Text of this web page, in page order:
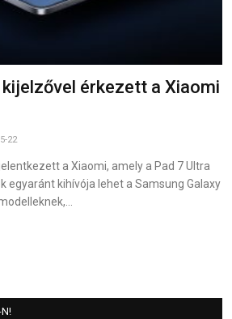
érkezett a Xiaomi
22
a Xiaomi, amely a Pad 7 Ultra
egyaránt kihívója lehet a Samsung Galaxy